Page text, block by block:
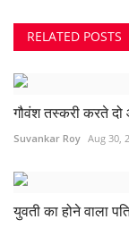
RELATED POSTS
गौवंश तस्करी करते दो
Suvankar Roy Aug 30,
युवती का होने वाला